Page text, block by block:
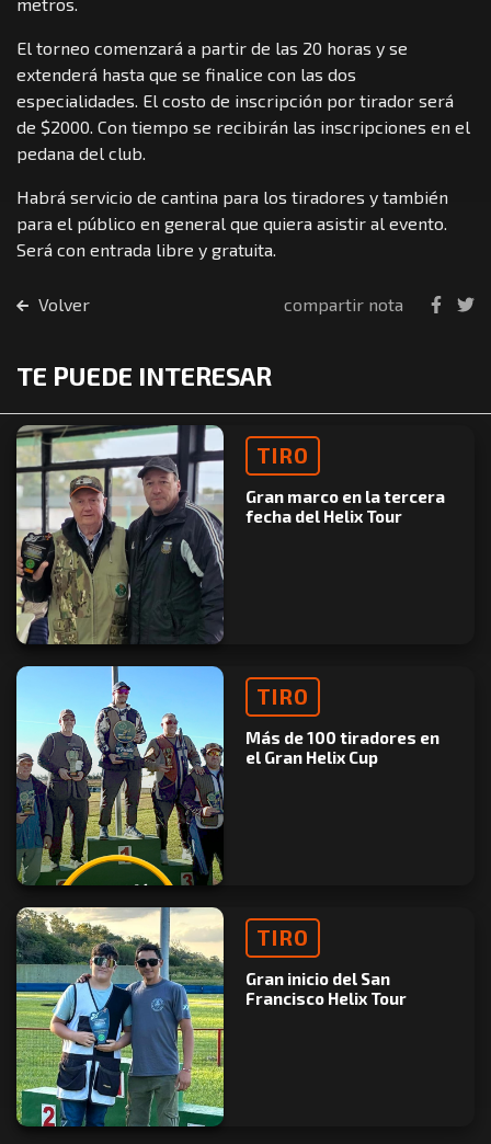
El torneo comenzará a partir de las 20 horas y se
extenderá hasta que se finalice con las dos
especialidades. El costo de inscripción por tirador será
de $2000. Con tiempo se recibirán las inscripciones en el
pedana del club.
Habrá servicio de cantina para los tiradores y también
para el público en general que quiera asistir al evento.
Será con entrada libre y gratuita.
Volver compartir nota
TE PUEDE INTERESAR
TIRO
Gran marco en la tercera
fecha del Helix Tour
TIRO
Más de 100 tiradores en
el Gran Helix Cup
TIRO
Gran inicio del San
Francisco Helix Tour